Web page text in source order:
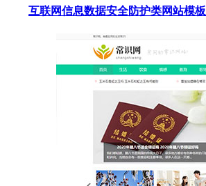
互联网信息数据安全防护类网站模板